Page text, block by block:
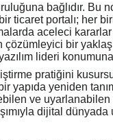
bağlıdır.
ticaret portalı; her
aceleci
bir
lideri
pratiğini
yeniden
ve uyarlanabilen
dijital